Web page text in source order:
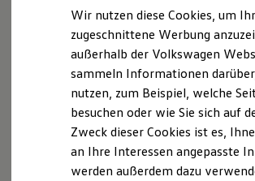
Elektroautos
ID. Tutorials
Elektrofahrzeugkonzepte
Reichweite
Reichweite der ID. Modelle
Reichweite im Winter
Laden
Laden unterwegs
Laden Zuhause
Wir nutzen diese Cookies, um
zugeschnittene Werbung
außerhalb der Volkswagen
sammeln Informationen
nutzen, zum Beispiel, welche
besuchen oder wie Sie sich auf
Zweck dieser Cookies ist es,
an Ihre Interessen angepasste
werden außerdem dazu